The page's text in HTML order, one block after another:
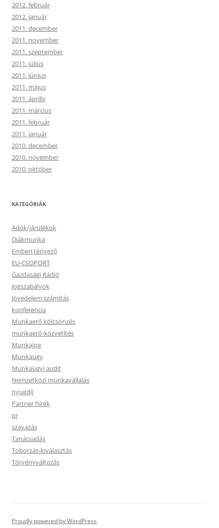
2012. február
2012. január
2011. december
2011. november
2011. szeptember
2011. július
2011. június
2011. május
2011. április
2011. március
2011. február
2011. január
2010. december
2010. november
2010. október
KATEGÓRIÁK
Adók/járulékok
Diákmunka
Emberi tényező
EU-CSOPORT
Gazdasági Rádió
Jogszabályok
Jövedelem számítás
konferencia
Munkaerő kölcsönzés
munkaerő-közvetítés
Munkajog
Munkaügy
Munkaügyi audit
Nemzetközi munkavállalás
nyugdíj
Partner hírek
pr
szavazás
Tanácsadás
Toborzás-kiválasztás
Törvényváltozás
Proudly powered by WordPress